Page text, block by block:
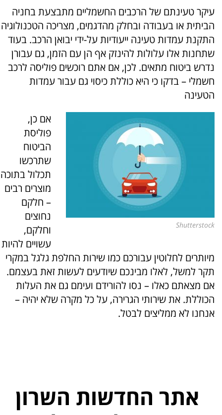
עיקר טעינתם של הרכבים החשמליים מתבצעת בחניה
הביתית או בעבודה ובחלק מהדגמים, מצריכה הטכנולוגיה
התקנת עמדות טעינה ייעודיות על-ידי יבואן הרכב. בעוד
שתחנות אלו עלולות להינזק אף הן עם הזמן, גם עבורן
נדרש ביטוח מתאים. לכן, אם אתם רוכשים פוליסה לרכב
חשמלי – בדקו כי היא כוללת כיסוי גם עבור עמדות
הטעינה
Shutterstock
אם כן,
פוליסת
הביטוח
שתרכשו
תכלול בתוכה
מוצרים רבים
– חלקם
נחוצים
וחלקם,
עשויים להיות
מיותרים לחלוטין עבורכם כמו שירות החלפת גלגל במקרי
תקר למשל, לאלו מבינכם שיודעים לעשות זאת בעצמם.
אם מצאתם כאלו – נסו להורידם ועימם גם את העלות
הכוללת. את שירותי הגרירה, על כל מקרה שלא יהיה –
אנחנו לא ממליצים לבטל.
אתר החדשות השרון